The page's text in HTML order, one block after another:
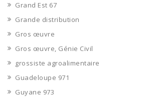
Grand Est 67
Grande distribution
Gros œuvre
Gros œuvre, Génie Civil
grossiste agroalimentaire
Guadeloupe 971
Guyane 973